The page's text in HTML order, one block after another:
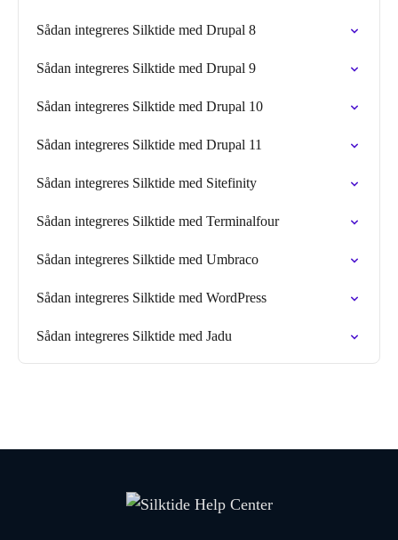
Sådan integreres Silktide med Drupal 8
Sådan integreres Silktide med Drupal 9
Sådan integreres Silktide med Drupal 10
Sådan integreres Silktide med Drupal 11
Sådan integreres Silktide med Sitefinity
Sådan integreres Silktide med Terminalfour
Sådan integreres Silktide med Umbraco
Sådan integreres Silktide med WordPress
Sådan integreres Silktide med Jadu